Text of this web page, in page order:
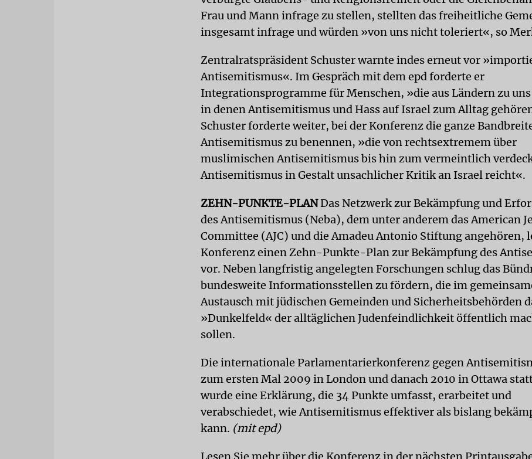
Frau und Mann infrage zu stellen, stellten das freiheitliche
insgesamt infrage und würden »von uns nicht toleriert«, so
Zentralratspräsident Schuster warnte indes erneut vor
Antisemitismus«. Im Gespräch mit dem epd forderte er
Integrationsprogramme für Menschen, »die aus Ländern zu
in denen Antisemitismus und Hass auf Israel zum Alltag
Schuster forderte weiter, bei der Konferenz die ganze
Antisemitismus zu benennen, »die von rechtsextremem über
muslimischen Antisemitismus bis hin zum vermeintlich
Antisemitismus in Gestalt unsachlicher Kritik an Israel reicht«.
ZEHN-PUNKTE-PLANDas Netzwerk zur Bekämpfung und
des Antisemitismus (Neba), dem unter anderem das American
Committee (AJC) und die Amadeu Antonio Stiftung angehören,
Konferenz einen Zehn-Punkte-Plan zur Bekämpfung des
vor. Neben langfristig angelegten Forschungen schlug das
bundesweite Informationsstellen zu fördern, die im
Austausch mit jüdischen Gemeinden und Sicherheitsbehörden
»Dunkelfeld« der alltäglichen Judenfeindlichkeit öffentlich
sollen.
Die internationale Parlamentarierkonferenz gegen
zum ersten Mal 2009 in London und danach 2010 in Ottawa
wurde eine Erklärung, die 34 Punkte umfasst, erarbeitet und
verabschiedet, wie Antisemitismus effektiver als bislang
kann. (mit epd)